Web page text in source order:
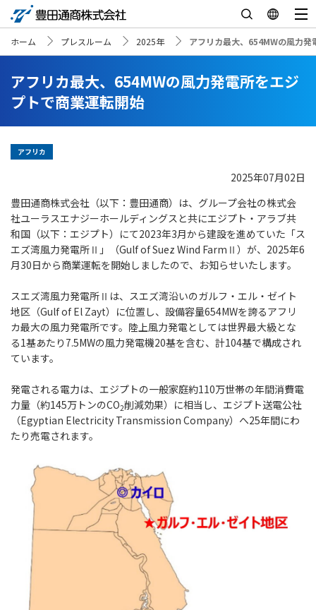
ホーム プレスルーム 2025年 アフリカ最大、654MWの風力
アフリカ最大、654MWの風力発電所をエジ
プトで商業運転開始
アフリカ
2025年07月02日
豊田通商株式会社（以下：豊田通商）は、グループ会社の株式会
社ユーラスエナジーホールディングスと共にエジプト・アラブ共
和国（以下：エジプト）にて2023年3月から建設を進めていた「ス
エズ湾風力発電所Ⅱ」（Gulf of Suez Wind FarmⅡ）が、2025年6
月30日から商業運転を開始しましたので、お知らせいたします。
スエズ湾風力発電所Ⅱは、スエズ湾沿いのガルフ・エル・ゼイト
地区（Gulf of El Zayt）に位置し、設備容量654MWを誇るアフリ
カ最大の風力発電所です。陸上風力発電としては世界最大級とな
る1基あたり7.5MWの風力発電機20基を含む、計104基で構成され
ています。
発電される電力は、エジプトの一般家庭約110万世帯の年間消費電
力量（約145万トンのCO2削減効果）に相当し、エジプト送電公社
（Egyptian Electricity Transmission Company）へ25年間にわ
たり売電されます。